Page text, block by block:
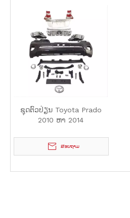
ຊຸດຕົວປ່ຽນ Toyota Prado
2010 ຫາ 2014
ສອບຖາມ